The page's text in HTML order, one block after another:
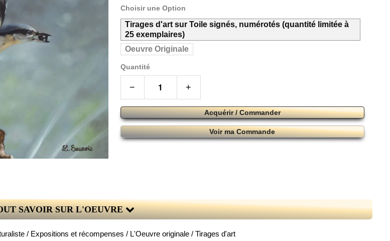
Choisir une Option
Tirages d'art sur Toile signés, numérotés (quantité limitée à
25 exemplaires)
Oeuvre Originale
Quantité
− +
Acquérir / Commander
Voir ma Commande
SAVOIR SUR L'OEUVRE
/ Expositions et récompenses / L'Oeuvre originale / Tirages d'art